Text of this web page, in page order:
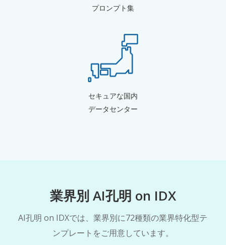
プロンプト集
セキュアな国内
データセンター
業界別 AI孔明 on IDX
AI孔明 on IDXでは、業界別に72種類の業界特化型テ
ンプレートをご用意しています。